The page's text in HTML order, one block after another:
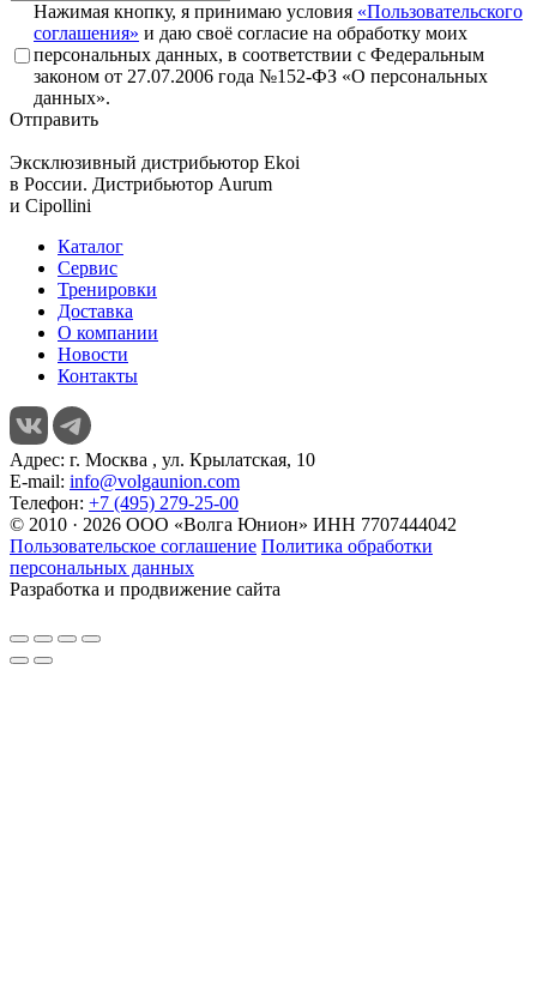
Нажимая кнопку, я принимаю условия «Пользовательского
соглашения» и даю своё согласие на обработку моих
персональных данных, в соответствии с Федеральным
законом от 27.07.2006 года №152-ФЗ «О персональных
данных».
Отправить
Эксклюзивный дистрибьютор Ekoi
в России. Дистрибьютор Aurum
и Cipollini
Каталог
Сервис
Тренировки
Доставка
О компании
Новости
Контакты
Адрес: г. Москва , ул. Крылатская, 10
E-mail: info@volgaunion.com
Телефон: +7 (495) 279-25-00
© 2010 · 2026 ООО «Волга Юнион» ИНН 7707444042
Пользовательское соглашение Политика обработки
персональных данных
Разработка и продвижение сайта